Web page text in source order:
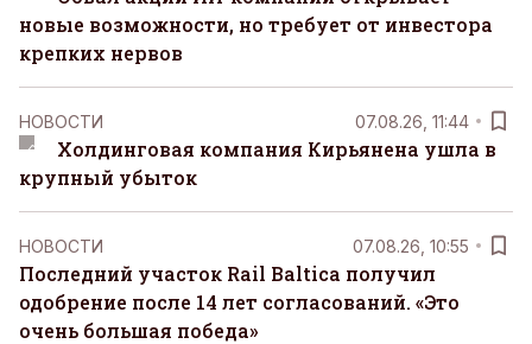
новые возможности, но требует от инвестора
крепких нервов
НОВОСТИ 07.08.26, 11:44
Холдинговая компания Кирьянена ушла в
крупный убыток
НОВОСТИ 07.08.26, 10:55
Последний участок Rail Baltica получил
одобрение после 14 лет согласований. «Это
очень большая победа»